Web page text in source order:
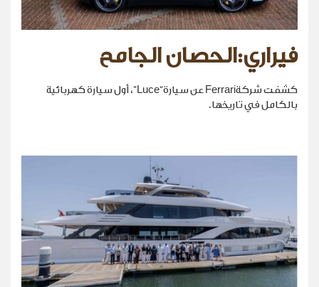
فيراري:الحصان الجامح
كشفت شركةFerrari عن سيارة“Luce”، أول سيارة كهربائية
بالكامل في تاريخها.